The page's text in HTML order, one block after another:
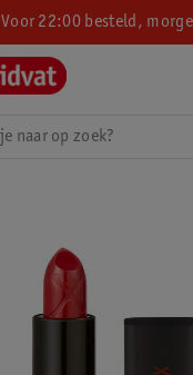
Voor 22:00 besteld,